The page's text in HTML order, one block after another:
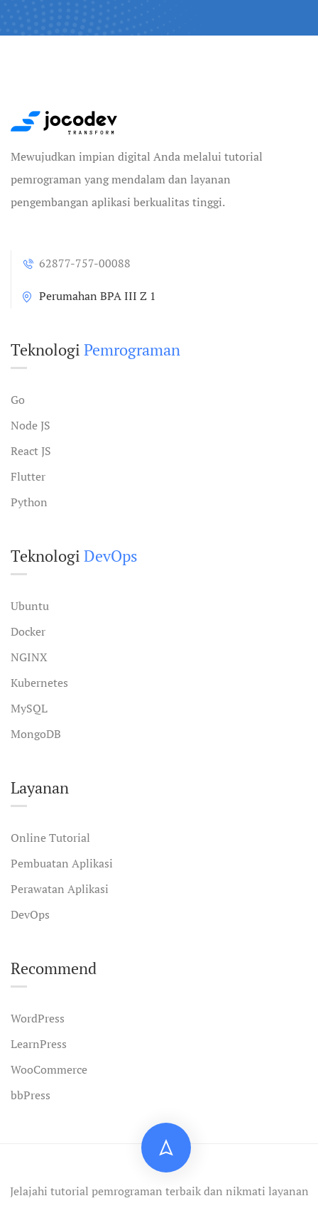
Mewujudkan impian digital Anda melalui tutorial
pemrograman yang mendalam dan layanan
pengembangan aplikasi berkualitas tinggi.
62877-757-00088
Perumahan BPA III Z 1
Teknologi Pemrograman
Go
Node JS
React JS
Flutter
Python
Teknologi DevOps
Ubuntu
Docker
NGINX
Kubernetes
MySQL
MongoDB
Layanan
Online Tutorial
Pembuatan Aplikasi
Perawatan Aplikasi
DevOps
Recommend
WordPress
LearnPress
WooCommerce
bbPress
Jelajahi tutorial pemrograman terbaik dan nikmati layanan